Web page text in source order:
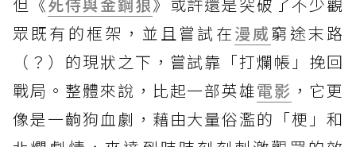
但《死侍與金鋼狼》或許還是突破了不少觀
眾既有的框架，並且嘗試在漫威窮途末路
（？）的現狀之下，嘗試靠「打爛帳」挽回
戰局。整體來說，比起一部英雄電影 ，它更
像是一齣狗血劇，藉由大量俗濫的「梗」和